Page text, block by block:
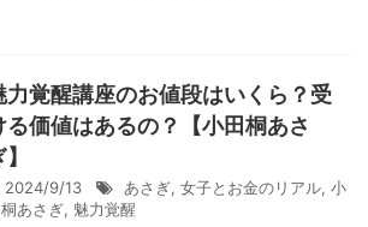
力覚醒講座のお値段はいくら？受
る価値はあるの？【小田桐あさ
2024/9/13 あさぎ, 女子とお金のリアル, 小
あさぎ, 魅力覚醒